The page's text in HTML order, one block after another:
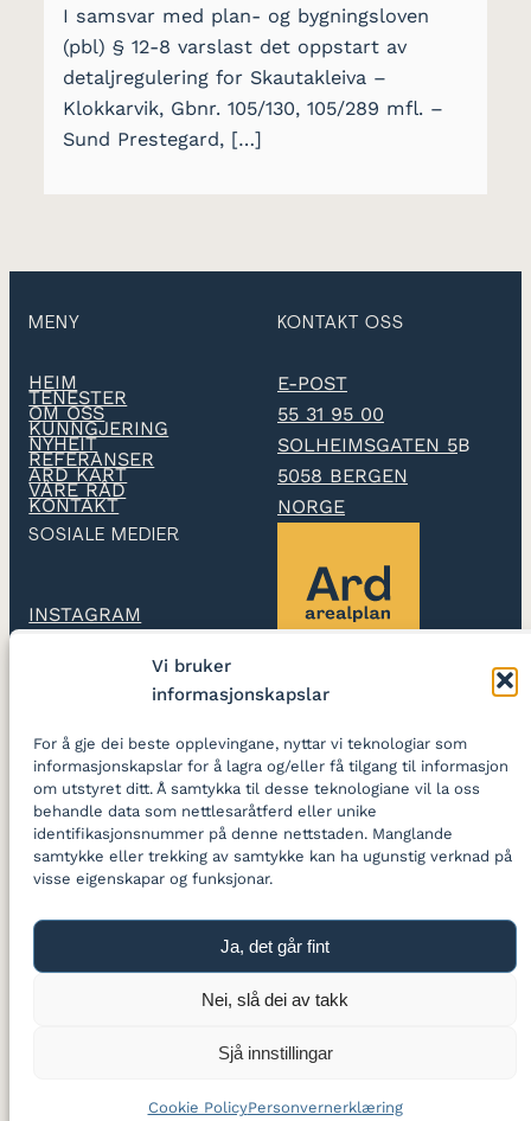
Vi bruker
informasjonskapslar
For å gje dei beste opplevingane, nyttar vi teknologiar som
informasjonskapslar for å lagra og/eller få tilgang til informasjon
om utstyret ditt. Å samtykka til desse teknologiane vil la oss
behandle data som nettlesaråtferd eller unike
identifikasjonsnummer på denne nettstaden. Manglande
samtykke eller trekking av samtykke kan ha ugunstig verknad på
visse eigenskapar og funksjonar.
Ja, det går fint
Nei, slå dei av takk
Sjå innstillingar
Cookie PolicyPersonvernerklæring
I samsvar med plan- og bygningsloven
(pbl) § 12-8 varslast det oppstart av
detaljregulering for Skautakleiva –
Klokkarvik, Gbnr. 105/130, 105/289 mfl. –
Sund Prestegard, […]
MENY
HEIM
TENESTER
OM OSS
KUNNGJERING
NYHEIT
REFERANSER
ARD KART
VÅRE RÅD
KONTAKT
KONTAKT OSS
E-POST
55 31 95 00
SOLHEIMSGATEN 5B
5058 BERGEN
NORGE
SOSIALE MEDIER
INSTAGRAM
Ard arealplan
reguleringsplanar og
skapar gode stader
LOGG INN
Personvernfråsegn
Laget av jhaland.com